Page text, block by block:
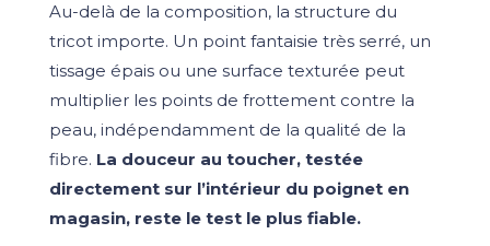
Au-delà de la composition, la structure du
tricot importe. Un point fantaisie très serré, un
tissage épais ou une surface texturée peut
multiplier les points de frottement contre la
peau, indépendamment de la qualité de la
fibre. La douceur au toucher, testée
directement sur l’intérieur du poignet en
magasin, reste le test le plus fiable.